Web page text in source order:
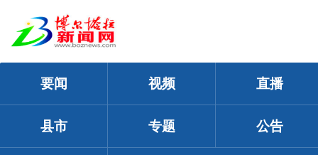
要闻 视频 直播
县市 专题 公告